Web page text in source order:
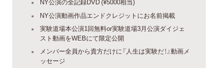
NY公演動画作品エンドクレジットにお名前掲載
実験道場本公演1回無料or実験道場3月公演ダイジェ
スト動画をWEBにて限定公開
メンバー全員から貴方だけに『人生は実験だ！』動画メ
ッセージ